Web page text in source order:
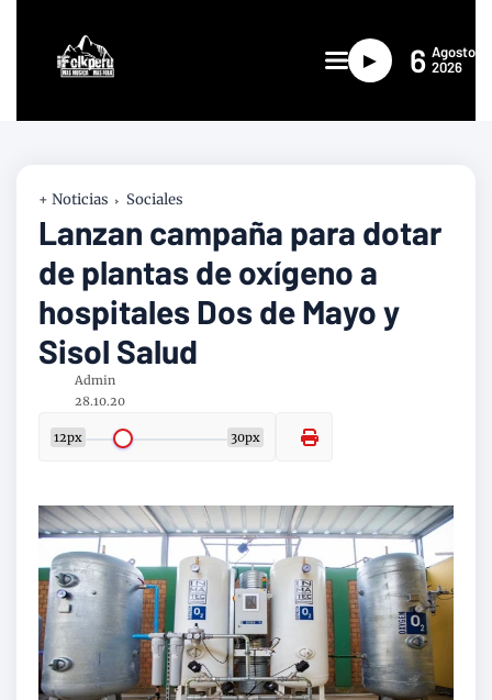
► 6 Agosto
2026
+ Noticias Sociales
Lanzan campaña para dotar
de plantas de oxígeno a
hospitales Dos de Mayo y
Sisol Salud
Admin
28.10.20
12px 30px